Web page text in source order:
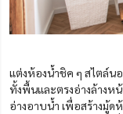
แต่งห้องน้ำชิค ๆ สไตล์นอ
ทั้งพื้นและตรงอ่างล้างหน้
อ่างอาบน้ำ เพื่อสร้างมู้ด